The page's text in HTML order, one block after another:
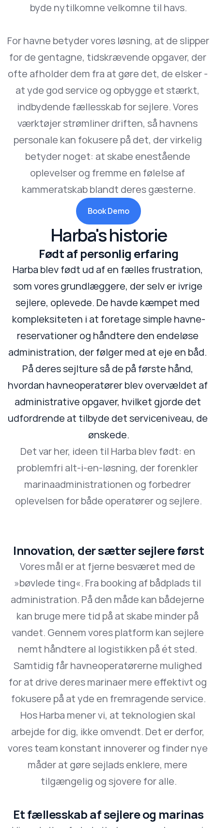
byde nytilkomne velkomne til havs.
For havne betyder vores løsning, at de slipper
for de gentagne, tidskrævende opgaver, der
ofte afholder dem fra at gøre det, de elsker -
at yde god service og opbygge et stærkt,
indbydende fællesskab for sejlere. Vores
værktøjer strømliner driften, så havnens
personale kan fokusere på det, der virkelig
betyder noget: at skabe enestående
oplevelser og fremme en følelse af
kammeratskab blandt deres gæsterne.
Book Demo
Harba's historie
Født af personlig erfaring
Harba blev født ud af en fælles frustration,
som vores grundlæggere, der selv er ivrige
sejlere, oplevede. De havde kæmpet med
kompleksiteten i at foretage simple havne-
reservationer og håndtere den endeløse
administration, der følger med at eje en båd.
På deres sejlture så de på første hånd,
hvordan havneoperatører blev overvældet af
administrative opgaver, hvilket gjorde det
udfordrende at tilbyde det serviceniveau, de
ønskede.
Det var her, ideen til Harba blev født: en
problemfri alt-i-en-løsning, der forenkler
marinaadministrationen og forbedrer
oplevelsen for både operatører og sejlere.
Innovation, der sætter sejlere først
Vores mål er at fjerne besværet med de
»bøvlede ting«. Fra booking af bådplads til
administration. På den måde kan bådejerne
kan bruge mere tid på at skabe minder på
vandet. Gennem vores platform kan sejlere
nemt håndtere al logistikken på ét sted.
Samtidig får havneoperatørerne mulighed
for at drive deres marinaer mere effektivt og
fokusere på at yde en fremragende service.
Hos Harba mener vi, at teknologien skal
arbejde for dig, ikke omvendt. Det er derfor,
vores team konstant innoverer og finder nye
måder at gøre sejlads enklere, mere
tilgængelig og sjovere for alle.
Et fællesskab af sejlere og marinas